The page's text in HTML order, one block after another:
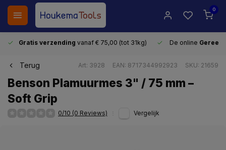
0
Gratis verzending vanaf € 75,00 (tot 31kg) De online
Terug Art: 3928 EAN: 8717344992923 SKU: 21659
Benson Plamuurmes 3" / 75 mm –
Soft Grip
0/10 (0 Reviews) Vergelijk